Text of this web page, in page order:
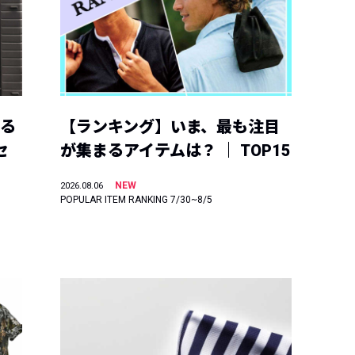
【ランキング】いま、最も注目
が集まるアイテムは？ ｜ TOP15
2026.08.06
NEW
POPULAR ITEM RANKING 7/30~8/5